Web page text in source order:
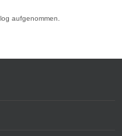
aufgenommen.